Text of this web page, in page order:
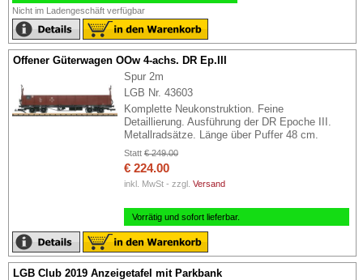
Nicht im Ladengeschäft verfügbar
Offener Güterwagen OOw 4-achs. DR Ep.III
Spur 2m
LGB Nr. 43603
Komplette Neukonstruktion. Feine
Detaillierung. Ausführung der DR Epoche III.
Metallradsätze. Länge über Puffer 48 cm.
Statt € 249.00
€ 224.00
inkl. MwSt - zzgl. Versand
Vorrätig und sofort lieferbar.
LGB Club 2019 Anzeigetafel mit Parkbank